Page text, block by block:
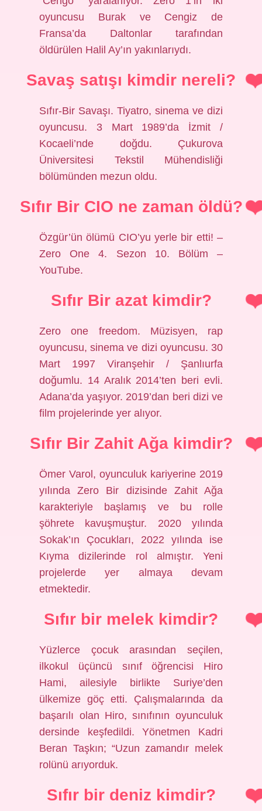
oyuncusu Burak ve Cengiz de
Fransa’da Daltonlar tarafından
öldürülen Halil Ay’ın yakınlarıydı.
Savaş satışı kimdir nereli?
Sıfır-Bir Savaşı. Tiyatro, sinema ve dizi
oyuncusu. 3 Mart 1989’da İzmit /
Kocaeli’nde doğdu. Çukurova
Üniversitesi Tekstil Mühendisliği
bölümünden mezun oldu.
Sıfır Bir CIO ne zaman öldü?
Özgür’ün ölümü CIO’yu yerle bir etti! –
Zero One 4. Sezon 10. Bölüm –
YouTube.
Sıfır Bir azat kimdir?
Zero one freedom. Müzisyen, rap
oyuncusu, sinema ve dizi oyuncusu. 30
Mart 1997 Viranşehir / Şanlıurfa
doğumlu. 14 Aralık 2014’ten beri evli.
Adana’da yaşıyor. 2019’dan beri dizi ve
film projelerinde yer alıyor.
Sıfır Bir Zahit Ağa kimdir?
Ömer Varol, oyunculuk kariyerine 2019
yılında Zero Bir dizisinde Zahit Ağa
karakteriyle başlamış ve bu rolle
şöhrete kavuşmuştur. 2020 yılında
Sokak’ın Çocukları, 2022 yılında ise
Kıyma dizilerinde rol almıştır. Yeni
projelerde yer almaya devam
etmektedir.
Sıfır bir melek kimdir?
Yüzlerce çocuk arasından seçilen,
ilkokul üçüncü sınıf öğrencisi Hiro
Hami, ailesiyle birlikte Suriye’den
ülkemize göç etti. Çalışmalarında da
başarılı olan Hiro, sınıfının oyunculuk
dersinde keşfedildi. Yönetmen Kadri
Beran Taşkın; “Uzun zamandır melek
rolünü arıyorduk.
Sıfır bir deniz kimdir?